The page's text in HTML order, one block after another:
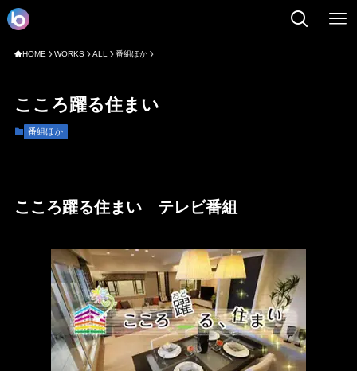
HOME WORKS ALL 番組ほか
こころ躍る住まい
番組ほか
こころ躍る住まい テレビ番組